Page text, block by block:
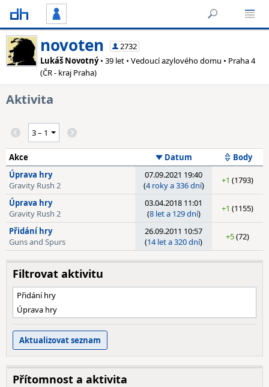
novoten
2732
Lukáš Novotný• 39 let • Vedoucí azylového domu • Praha 4
(ČR - kraj Praha)
Aktivita
Akce Datum
Body
Úprava hry
Gravity Rush 2
07.09.2021 19:40
(4 roky a 336 dní) +1 (1793)
Úprava hry
Gravity Rush 2
03.04.2018 11:01
(8 let a 129 dní) +1 (1155)
Přidání hry
Guns and Spurs
26.09.2011 10:57
(14 let a 320 dní) +5(72)
Filtrovat aktivitu
Přidání hry
Úprava hry
Přítomnost a aktivita